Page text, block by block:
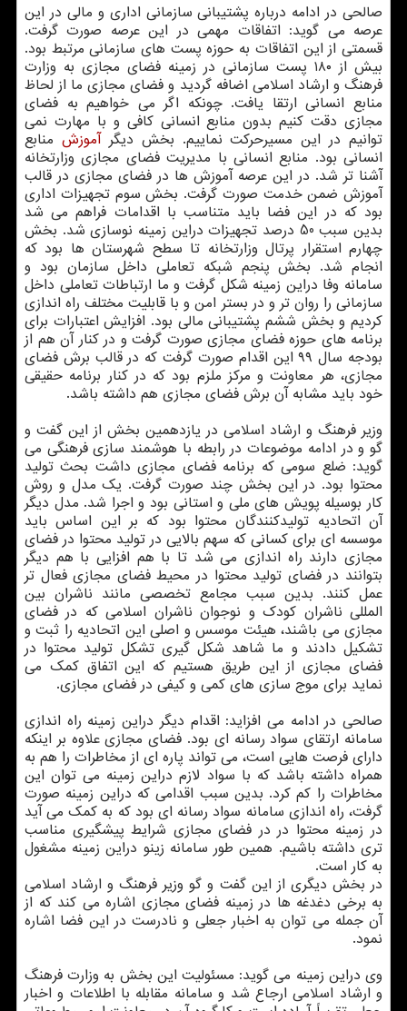
صالحی در ادامه درباره پشتیبانی سازمانی اداری و مالی در این
عرصه می گوید: اتفاقات مهمی در این عرصه صورت گرفت.
قسمتی از این اتفاقات به حوزه پست های سازمانی مرتبط بود.
بیش از ۱۸۰ پست سازمانی در زمینه فضای مجازی به وزارت
فرهنگ و ارشاد اسلامی اضافه گردید و فضای مجازی ما از لحاظ
منابع انسانی ارتقا یافت. چونکه اگر می خواهیم به فضای
مجازی دقت کنیم بدون منابع انسانی کافی و با مهارت نمی
توانیم در این مسیرحرکت نماییم. بخش دیگرآموزش منابع
انسانی بود. منابع انسانی با مدیریت فضای مجازی وزارتخانه
آشنا تر شد. در این عرصه آموزش ها در فضای مجازی در قالب
آموزش ضمن خدمت صورت گرفت. بخش سوم تجهیزات اداری
بود که در این فضا باید متناسب با اقدامات فراهم می شد
بدین سبب 50 درصد تجهیزات دراین زمینه نوسازی شد. بخش
چهارم استقرار پرتال وزارتخانه تا سطح شهرستان ها بود که
انجام شد. بخش پنجم شبکه تعاملی داخل سازمان بود و
سامانه وفا دراین زمینه شکل گرفت و ما ارتباطات تعاملی داخل
سازمانی را روان تر و در بستر امن و با قابلیت مختلف راه اندازی
کردیم و بخش ششم پشتیبانی مالی بود. افزایش اعتبارات برای
برنامه های حوزه فضای مجازی صورت گرفت و در کنار آن هم از
بودجه سال ۹۹ این اقدام صورت گرفت که در قالب برش فضای
مجازی، هر معاونت و مرکز ملزم بود که در کنار برنامه حقیقی
خود باید مشابه آن برش فضای مجازی هم داشته باشد.
وزیر فرهنگ و ارشاد اسلامی در یازدهمین بخش از این گفت و
گو و در ادامه موضوعات در رابطه با هوشمند سازی فرهنگی می
گوید: ضلع سومی که برنامه فضای مجازی داشت بحث تولید
محتوا بود. در این بخش چند صورت گرفت. یک مدل و روش
کار بوسیله پویش های ملی و استانی بود و اجرا شد. مدل دیگر
آن اتحادیه تولیدکنندگان محتوا بود که بر این اساس باید
موسسه ای برای کسانی که سهم بالایی در تولید محتوا در فضای
مجازی دارند راه اندازی می شد تا با هم افزایی با هم دیگر
بتوانند در فضای تولید محتوا در محیط فضای مجازی فعال تر
عمل کنند. بدین سبب مجامع تخصصی مانند ناشران بین
المللی ناشران کودک و نوجوان ناشران اسلامی که در فضای
مجازی می باشند، هیئت موسس و اصلی این اتحادیه را ثبت و
تشکیل دادند و ما شاهد شکل گیری تشکل تولید محتوا در
فضای مجازی از این طریق هستیم که این اتفاق کمک می
نماید برای موج سازی های کمی و کیفی در فضای مجازی.
صالحی در ادامه می افزاید: اقدام دیگر دراین زمینه راه اندازی
سامانه ارتقای سواد رسانه ای بود. فضای مجازی علاوه بر اینکه
دارای فرصت هایی است، می تواند پاره ای از مخاطرات را هم به
همراه داشته باشد که با سواد لازم دراین زمینه می توان این
مخاطرات را کم کرد. بدین سبب اقدامی که دراین زمینه صورت
گرفت، راه اندازی سامانه سواد رسانه ای بود که به کمک می آید
در زمینه محتوا در در فضای مجازی شرایط پیشگیری مناسب
تری داشته باشیم. همین طور سامانه زینو دراین زمینه مشغول
به کار است.
در بخش دیگری از این گفت و گو وزیر فرهنگ و ارشاد اسلامی
به برخی دغدغه ها در زمینه فضای مجازی اشاره می کند که از
آن جمله می توان به اخبار جعلی و نادرست در این فضا اشاره
نمود.
وی دراین زمینه می گوید: مسئولیت این بخش به وزارت فرهنگ
و ارشاد اسلامی ارجاع شد و سامانه مقابله با اطلاعات و اخبار